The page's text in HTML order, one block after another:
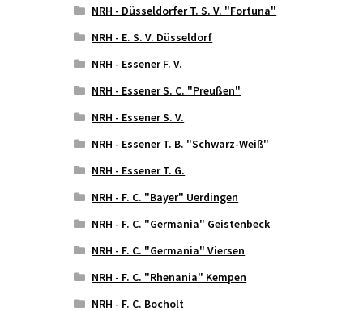
NRH - Düsseldorfer T. S. V. "Fortuna"
NRH - E. S. V. Düsseldorf
NRH - Essener F. V.
NRH - Essener S. C. "Preußen"
NRH - Essener S. V.
NRH - Essener T. B. "Schwarz-Weiß"
NRH - Essener T. G.
NRH - F. C. "Bayer" Uerdingen
NRH - F. C. "Germania" Geistenbeck
NRH - F. C. "Germania" Viersen
NRH - F. C. "Rhenania" Kempen
NRH - F. C. Bocholt